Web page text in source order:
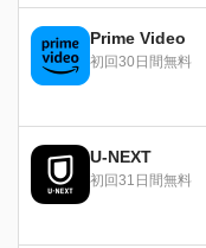
れて
女に
同じ
旅に
界で
達･
てい
たい
る。
Prime Video
初回30日間無料
U-NEXT
初回31日間無料